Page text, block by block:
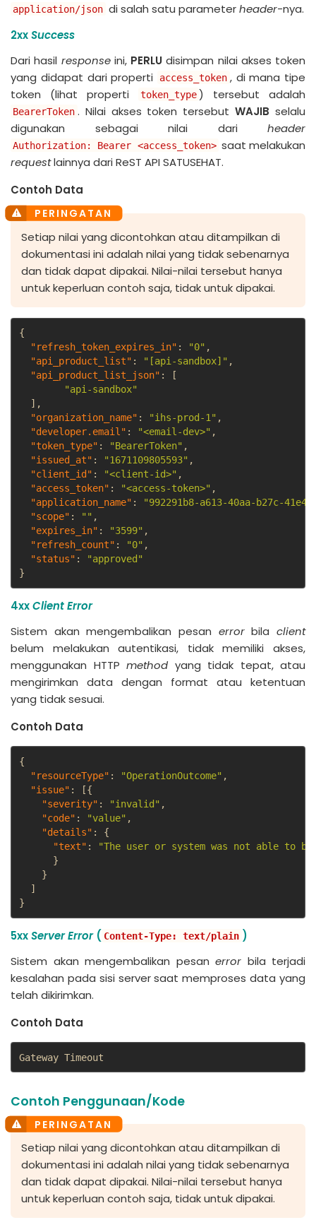
application/json di salah satu parameterheader-nya.
2xxSuccess
Dari hasil responseini, PERLU disimpan nilai akses token
yang didapat dari properti
access_token , di mana tipe
token (lihat properti
token_type ) tersebut adalah
BearerToken . Nilai akses token tersebutWAJIB selalu
digunakan sebagai nilai dari header
Authorization: Bearer <access_token> saat melakukan
requestlainnya dari ReST API SATUSEHAT.
Contoh Data
Setiap nilai yang dicontohkan atau ditampilkan di
dokumentasi ini adalah nilai yang tidak sebenarnya
dan tidak dapat dipakai. Nilai-nilai tersebut hanya
untuk keperluan contoh saja, tidak untuk dipakai.
{
"refresh_token_expires_in" : "0" ,
"api_product_list" : "[api-sandbox]" ,
"api_product_list_json" :
[
"api-sandbox"
] ,
"organization_name" : "ihs-prod-1" ,
"developer.email" : "<email-dev>" ,
"token_type" : "BearerToken" ,
"issued_at" : "1671109805593" ,
"client_id" : "<client-id>" ,
"access_token" : "<access-token>" ,
"application_name" :
"992291b8-a613-40aa-b27c-
"scope" : "" ,
"expires_in" : "3599" ,
"refresh_count" : "0" ,
"status" :
"approved"
}
4xxClient Error
Sistem akan mengembalikan pesan errorbilaclient
belum melakukan autentikasi, tidak memiliki akses,
menggunakan HTTP method yang tidak tepat, atau
mengirimkan data dengan format atau ketentuan
yang tidak sesuai.
Contoh Data
{
"resourceType" : "OperationOutcome" ,
"issue" : [{
"severity" : "invalid" ,
"code" : "value" ,
"details" :
{
"text" :
"The user or system was not able to
}
}
]
}
5xxServer Error( Content-Type: text/plain )
Sistem akan mengembalikan pesan error bila terjadi
kesalahan pada sisi server saat memproses data yang
telah dikirimkan.
Contoh Data
Gateway Timeout
Contoh Penggunaan/Kode
Setiap nilai yang dicontohkan atau ditampilkan di
dokumentasi ini adalah nilai yang tidak sebenarnya
dan tidak dapat dipakai. Nilai-nilai tersebut hanya
untuk keperluan contoh saja, tidak untuk dipakai.